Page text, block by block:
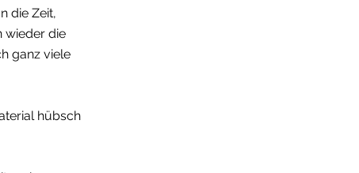
die Zeit,
wieder die
ganz viele
hübsch